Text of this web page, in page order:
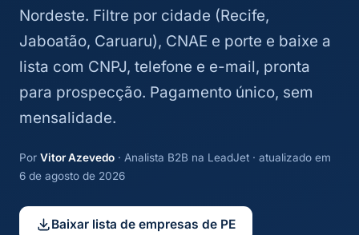
Nordeste. Filtre por cidade (Recife,
Jaboatão, Caruaru), CNAE e porte e baixe a
lista com CNPJ, telefone e e-mail, pronta
para prospecção. Pagamento único, sem
mensalidade.
Por Vitor Azevedo · Analista B2B na LeadJet · atualizado em
6 de agosto de 2026
Baixar lista de empresas de PE